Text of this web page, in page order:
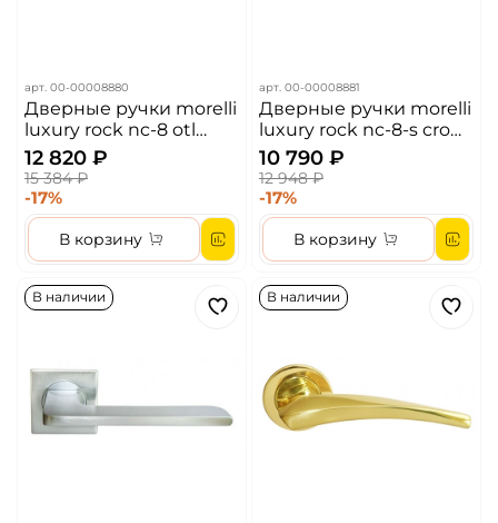
арт. 00-00008880
Дверные ручки morelli
luxury rock nc-8 otl
цвет - золото
12 820 ₽
15 384 ₽
-17%
В корзину
арт. 00-00008881
Дверные ручки morelli
luxury rock nc-8-s cro
цвет - хром
10 790 ₽
12 948 ₽
-17%
В корзину
В наличии В наличии